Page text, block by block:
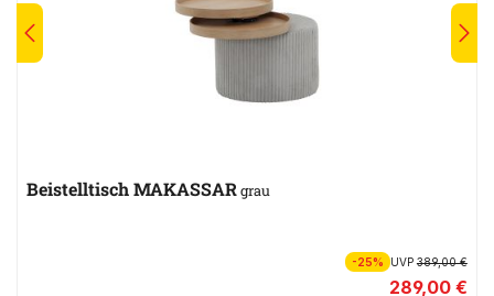
Beistelltisch MAKASSARgrau
-25% UVP389,00 €
289,00 €